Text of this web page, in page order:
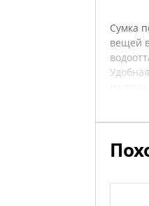
Сумка
вещей
для